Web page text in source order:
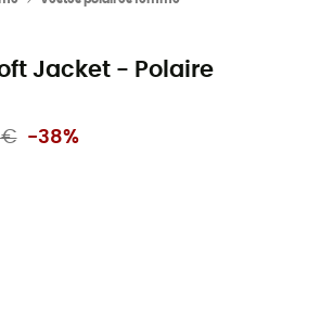
Jacket - Polaire
€ -38%